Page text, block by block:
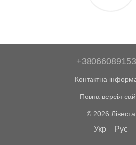
Контактна
Повна версія
© 2026 Лівеста
Укр Рус